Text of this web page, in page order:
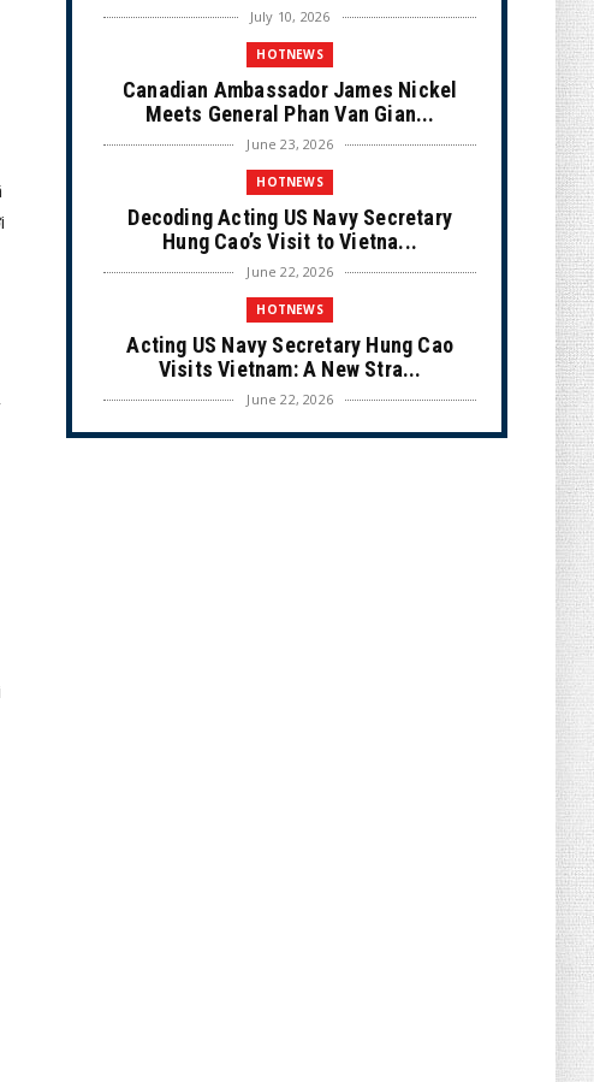
July 10, 2026
HOTNEWS
Canadian Ambassador James Nickel
Meets General Phan Van Gian...
June 23, 2026
HOTNEWS
Decoding Acting US Navy Secretary
Hung Cao’s Visit to Vietna...
June 22, 2026
HOTNEWS
Acting US Navy Secretary Hung Cao
Visits Vietnam: A New Stra...
June 22, 2026
CULTURE